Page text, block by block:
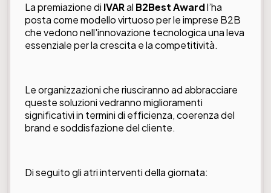
La premiazione di IVARal B2Best Awardl’ha
posta come modello virtuoso per le imprese B2B
che vedono nell'innovazione tecnologica una leva
essenziale per la crescita e la competitività.
Le organizzazioni che riusciranno ad abbracciare
queste soluzioni vedranno miglioramenti
significativi in ​​termini di efficienza, coerenza del
brand e soddisfazione del cliente.
Di seguito gli atri interventi della giornata: